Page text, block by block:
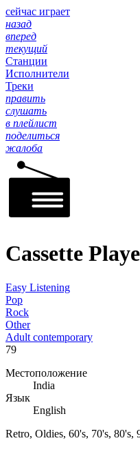
сейчас играет
назад
вперед
текущий
Станции
Исполнители
Треки
править
слушать
в плейлист
поделиться
жалоба
Cassette
Easy Listening
Pop
Rock
Other
Adult contemporary
79
Местоположение
India
Язык
English
Retro, Oldies, 60's, 70's, 80's,